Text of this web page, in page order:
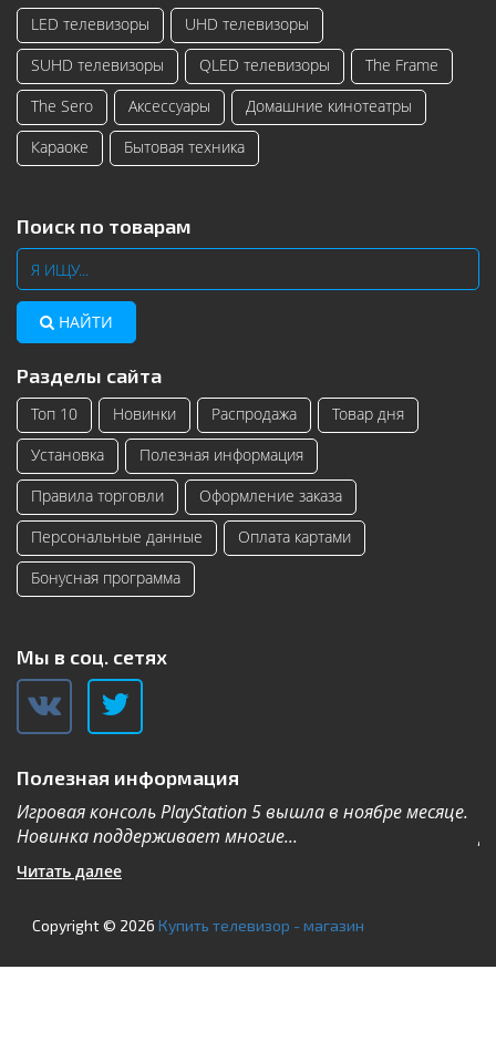
LED телевизоры
UHD телевизоры
SUHD телевизоры
QLED телевизоры
The Frame
The Sero
Аксессуары
Домашние кинотеатры
Караоке
Бытовая техника
Поиск по товарам
НАЙТИ
Разделы сайта
Топ 10 Новинки Распродажа
Товар дня
Установка
Полезная информация
Правила торговли
Оформление заказа
Персональные данные
Оплата картами
Бонусная программа
Мы в соц. сетях
Полезная информация
Игровая консоль PlayStation 5 вышла в ноябре месяце.
Новинка поддерживает многие...
Читать далее
Copyright © 2026 Купить телевизор - магазин